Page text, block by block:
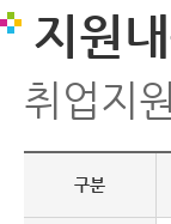
지원
취업지
구분